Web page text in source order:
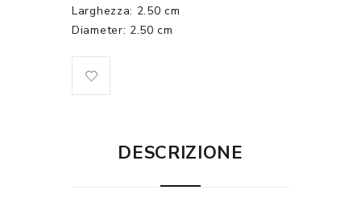
Larghezza: 2.50 cm
Diameter: 2.50 cm
DESCRIZIONE